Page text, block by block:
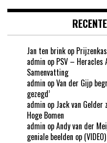
Jan ten brink op
admin op PSV –
Samenvatting
admin opVan der Gijp
gezegd’
admin op Jack van
Hoge Bomen
admin opAndy van der
geniale beelden op (VIDEO)